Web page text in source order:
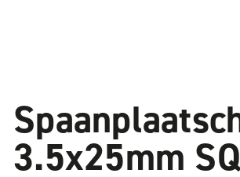
3.5x25mm